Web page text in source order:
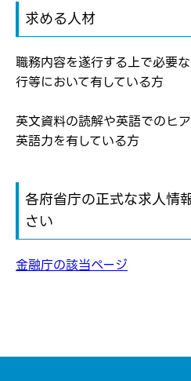
応募完了通知をする
転職報告をする
求める人材
職務内容を遂行する上で必要
行等において有している方
英文資料の読解や英語でのヒ
英語力を有している方
各府省庁の正式な求人情
さい
金融庁の該当ページ